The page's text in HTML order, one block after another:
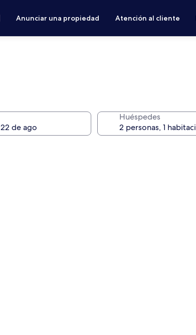
Anunciar una propiedad Atención al cliente
Huéspedes